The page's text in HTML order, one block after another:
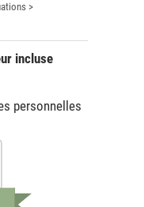
>
incluse
personnelles